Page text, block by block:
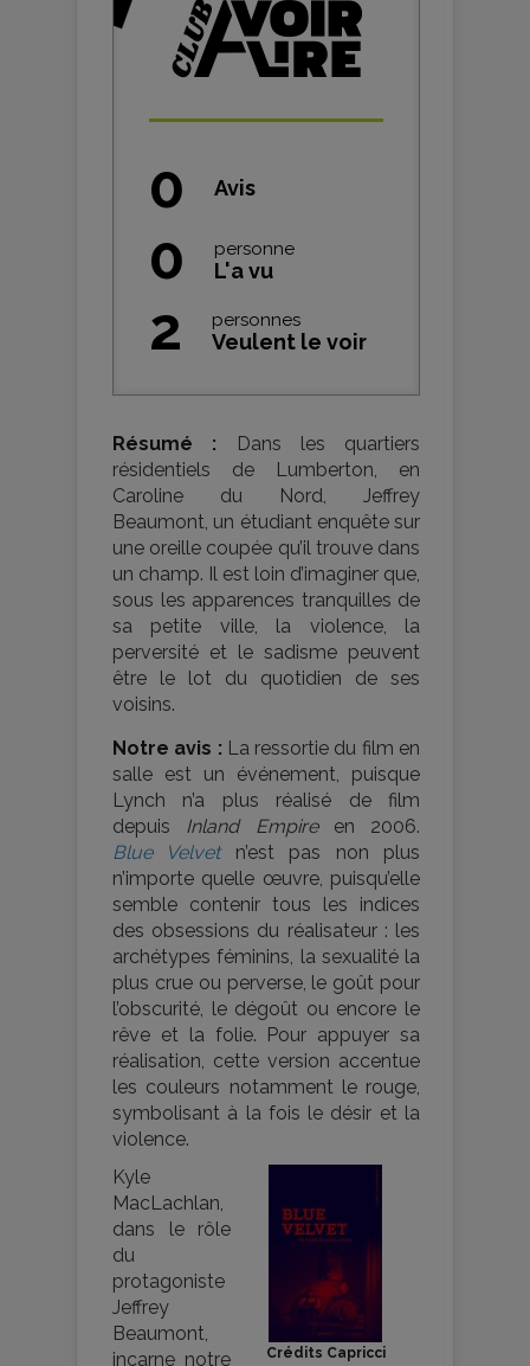
0 Avis
0 personne
L'a vu
2 personnes
Veulent le voir
Résumé : Dans les quartiers
résidentiels de Lumberton, en
Caroline du Nord, Jeffrey
Beaumont, un étudiant enquête sur
une oreille coupée qu’il trouve dans
un champ. Il est loin d’imaginer que,
sous les apparences tranquilles de
sa petite ville, la violence, la
perversité et le sadisme peuvent
être le lot du quotidien de ses
voisins.
Notre avis : La ressortie du film en
salle est un événement, puisque
Lynch n’a plus réalisé de film
depuis Inland Empireen 2006.
Blue Velvet
n’est pas non plus
n’importe quelle œuvre, puisqu’elle
semble contenir tous les indices
des obsessions du réalisateur : les
archétypes féminins, la sexualité la
plus crue ou perverse, le goût pour
l’obscurité, le dégoût ou encore le
rêve et la folie. Pour appuyer sa
réalisation, cette version accentue
les couleurs notamment le rouge,
symbolisant à la fois le désir et la
violence.
Crédits Capricci
Kyle
MacLachlan,
dans le rôle
du
protagoniste
Jeffrey
Beaumont,
incarne notre